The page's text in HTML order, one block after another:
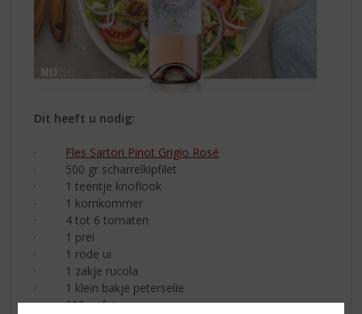
Dit heeft u nodig:
· Fles Sartori Pinot Grigio Rosé
· 500 gr scharrelkipfilet
· 1 teentje knoflook
· 1 komkommer
· 4 tot 6 tomaten
· 1 prei
· 1 rode ui
· 1 zakje rucola
· 1 klein bakje peterselie
·200 gr feta